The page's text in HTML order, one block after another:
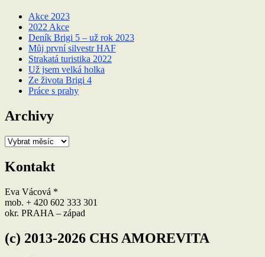
Akce 2023
2022 Akce
Deník Brigi 5 – už rok 2023
Můj první silvestr HAF
Strakatá turistika 2022
Už jsem velká holka
Ze života Brigi 4
Práce s prahy
Archivy
Archivy
Kontakt
Eva Vácová *
mob. + 420 602 333 301
okr. PRAHA – západ
(c) 2013-2026 CHS AMOREVITA